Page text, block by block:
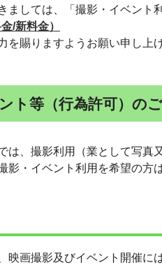
ましては、「撮影・イベント
/新料金）
を賜りますようお願い申し上
ト等（行為許可）の
は、撮影利用（業として写真
影・イベント利用を希望の方
映画撮影及びイベント開催に